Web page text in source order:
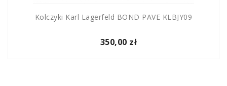
Kolczyki Karl Lagerfeld BOND PAVE KLBJY09
350,00 zł